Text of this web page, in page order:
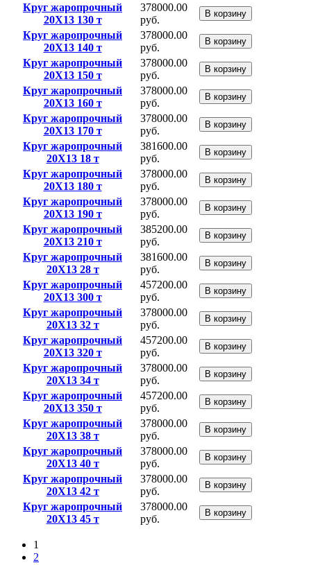
Круг жаропрочный
20Х13 130 т
378000.00
руб.
В корзину
Круг жаропрочный
20Х13 140 т
378000.00
руб.
В корзину
Круг жаропрочный
20Х13 150 т
378000.00
руб.
В корзину
Круг жаропрочный
20Х13 160 т
378000.00
руб.
В корзину
Круг жаропрочный
20Х13 170 т
378000.00
руб.
В корзину
Круг жаропрочный
20Х13 18 т
381600.00
руб.
В корзину
Круг жаропрочный
20Х13 180 т
378000.00
руб.
В корзину
Круг жаропрочный
20Х13 190 т
378000.00
руб.
В корзину
Круг жаропрочный
20Х13 210 т
385200.00
руб.
В корзину
Круг жаропрочный
20Х13 28 т
381600.00
руб.
В корзину
Круг жаропрочный
20Х13 300 т
457200.00
руб.
В корзину
Круг жаропрочный
20Х13 32 т
378000.00
руб.
В корзину
Круг жаропрочный
20Х13 320 т
457200.00
руб.
В корзину
Круг жаропрочный
20Х13 34 т
378000.00
руб.
В корзину
Круг жаропрочный
20Х13 350 т
457200.00
руб.
В корзину
Круг жаропрочный
20Х13 38 т
378000.00
руб.
В корзину
Круг жаропрочный
20Х13 40 т
378000.00
руб.
В корзину
Круг жаропрочный
20Х13 42 т
378000.00
руб.
В корзину
Круг жаропрочный
20Х13 45 т
378000.00
руб.
В корзину
1
2